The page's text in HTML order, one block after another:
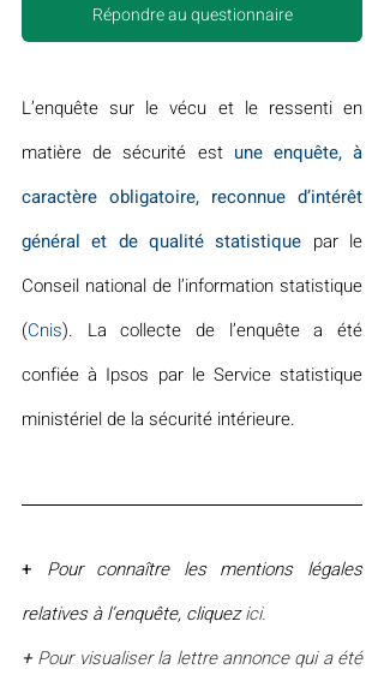
Répondre au questionnaire
L’enquête sur le vécu et le ressenti en
matière de sécurité est une enquête, à
caractère obligatoire, reconnue d’intérêt
général et de qualité statistique par le
Conseil national de l’information statistique
(Cnis). La collecte de l’enquête a été
confiée à Ipsos par le Service statistique
ministériel de la sécurité intérieure.
+
Pour connaître les mentions légales
relatives à l’enquête, cliquez ici.
+ Pour visualiser la lettre annonce qui a été